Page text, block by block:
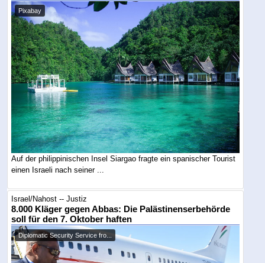
Pixabay
Auf der philippinischen Insel Siargao fragte ein spanischer Tourist
einen Israeli nach seiner ...
Israel/Nahost -- Justiz
8.000 Kläger gegen Abbas: Die Palästinenserbehörde
soll für den 7. Oktober haften
Diplomatic Security Service fro...